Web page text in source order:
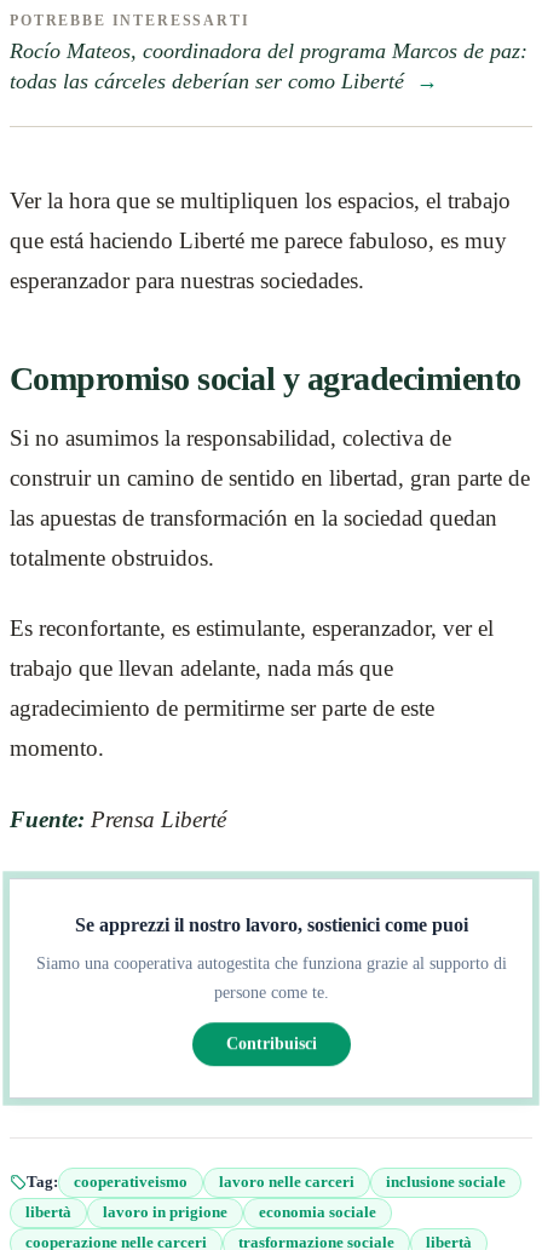
POTREBBE INTERESSARTI
Rocío Mateos, coordinadora del programa Marcos de paz:
todas las cárceles deberían ser como Liberté →
Ver la hora que se multipliquen los espacios, el trabajo
que está haciendo Liberté me parece fabuloso, es muy
esperanzador para nuestras sociedades.
Compromiso social y agradecimiento
Si no asumimos la responsabilidad, colectiva de
construir un camino de sentido en libertad, gran parte de
las apuestas de transformación en la sociedad quedan
totalmente obstruidos.
Es reconfortante, es estimulante, esperanzador, ver el
trabajo que llevan adelante, nada más que
agradecimiento de permitirme ser parte de este
momento.
Fuente: Prensa Liberté
Se apprezzi il nostro lavoro, sostienici come puoi
Siamo una cooperativa autogestita che funziona grazie al supporto di
persone come te.
Contribuisci
Tag: cooperativeismo lavoro nelle carceri
inclusione sociale
libertà
lavoro in prigione
economia sociale
cooperazione nelle carceri
trasformazione sociale libertà